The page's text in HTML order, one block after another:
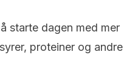
starte dagen med mer
proteiner og andre